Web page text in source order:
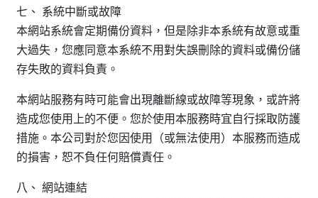
七、 系統中斷或故障
本網站系統會定期備份資料，但是除非本系統有故意或重
大過失，您應同意本系統不用對失誤刪除的資料或備份儲
存失敗的資料負責。
本網站服務有時可能會出現離斷線或故障等現象，或許將
造成您使用上的不便。您於使用本服務時宜自行採取防護
措施。本公司對於您因使用（或無法使用）本服務而造成
的損害，恕不負任何賠償責任。
八、 網站連結